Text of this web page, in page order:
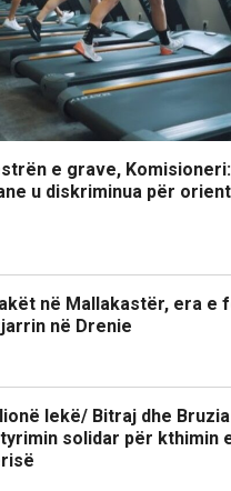
e grave, Komisioneri:
u diskriminua për
në Mallakastër, era e
në Drenie
lekë/ Bitraj dhe Bruzia
solidar për kthimin